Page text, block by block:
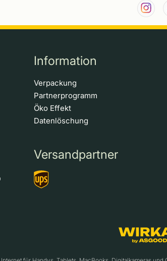
Information
Verpackung
Partnerprogramm
Öko Effekt
Datenlöschung
Versandpartner